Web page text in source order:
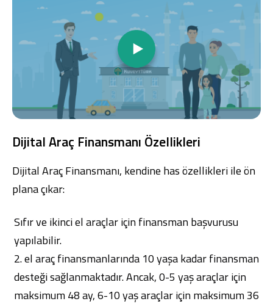
Dijital Araç Finansmanı Özellikleri
Dijital Araç Finansmanı, kendine has özellikleri ile ön
plana çıkar:
Sıfır ve ikinci el araçlar için finansman başvurusu
yapılabilir.
2. el araç finansmanlarında 10 yaşa kadar finansman
desteği sağlanmaktadır. Ancak, 0-5 yaş araçlar için
maksimum 48 ay, 6-10 yaş araçlar için maksimum 36